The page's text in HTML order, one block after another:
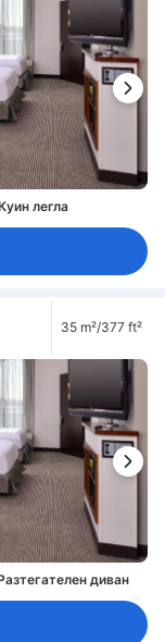
легла
35 m²/377 ft²
диван